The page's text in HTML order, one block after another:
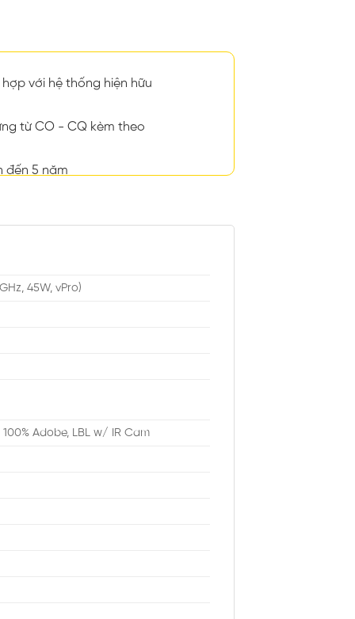
với hệ thống hiện hữu
từ CO - CQ kèm theo
đến 5 năm
45W, vPro)
Adobe, LBL w/ IR Cam